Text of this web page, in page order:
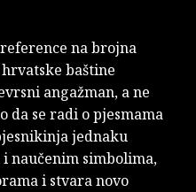
na brojna
baštine
angažman, a ne
da se radi o pjesmama
jednaku
i naučenim simbolima,
i stvara novo